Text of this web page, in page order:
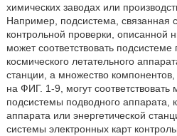
химических заводах или
Например, подсистема, связанная
контрольной проверки, описанной
может соответствовать подсистеме
космического летательного
станции, а множество
на ФИГ. 1-9, могут соответствовать
подсистемы подводного аппарата,
аппарата или энергетической
системы электронных карт